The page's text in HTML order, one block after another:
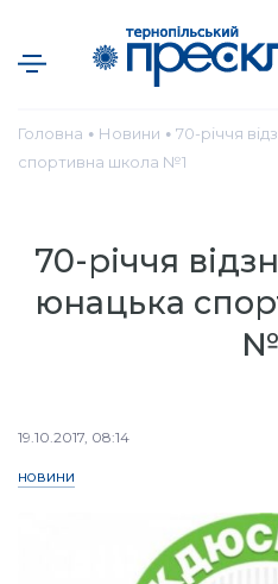
Головна ● Новини ● 70-річчя
спортивна школа №1
70-річчя
юнацька
19.10.2017, 08:14
НОВИНИ